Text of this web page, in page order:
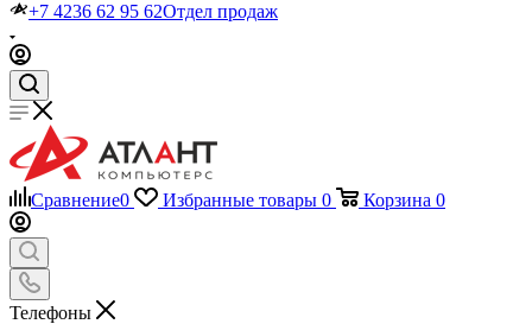
+7 4236 62 95 62Отдел продаж
Сравнение0 Избранные товары 0 Корзина 0
Телефоны